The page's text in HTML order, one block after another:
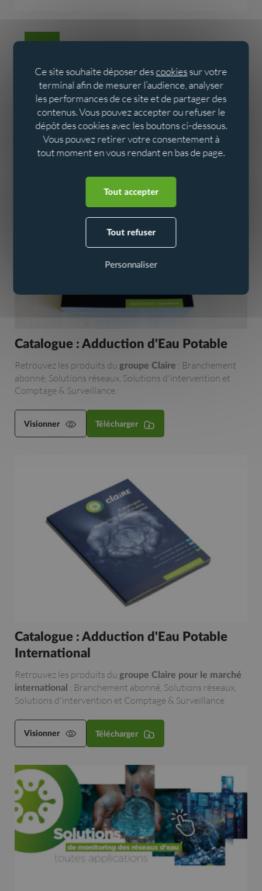
Page
12 Page
13 Page
14
Page précédente
Téléchargement des médias
Catalogue : Adduction d'Eau Potable
Retrouvez les produits du groupe Claire : Branchement
abonné, Solutions réseaux, Solutions d'intervention et
Comptage & Surveillance.
Visionner Télécharger
Catalogue : Adduction d'Eau Potable
International
Retrouvez les produits du groupe Claire pour le marché
international : Branchement abonné, Solutions réseaux,
Solutions d'intervention et Comptage & Surveillance
Visionner Télécharger
Ce site souhaite déposer descookiessur votre
terminal afin de mesurer l’audience, analyser
les performances de ce site et de partager des
contenus. Vous pouvez accepter ou refuser le
dépôt des cookies avec les boutons ci-dessous.
Vous pouvez retirer votre consentement à
tout moment en vous rendant en bas de page.
Tout accepter
Tout refuser
Personnaliser